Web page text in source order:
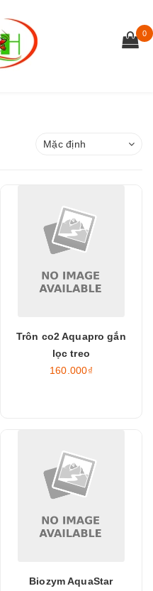
0
Mặc định
Trôn co2 Aquapro gắn
lọc treo
160.000₫
Biozym AquaStar